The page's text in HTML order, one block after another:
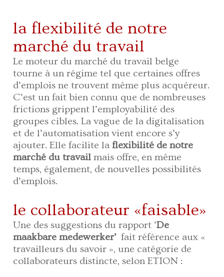
la flexibilité de notre
marché du travail
Le moteur du marché du travail belge
tourne à un régime tel que certaines offres
d’emplois ne trouvent même plus acquéreur.
C’est un fait bien connu que de nombreuses
frictions grippent l’employabilité des
groupes cibles. La vague de la digitalisation
et de l’automatisation vient encore s’y
ajouter. Elle facilite laflexibilité de notre
marché du travail mais offre, en même
temps, également, de nouvelles possibilités
d’emplois.
le collaborateur «faisable»
Une des suggestions du rapport ’De
maakbare medewerker’ fait référence aux «
travailleurs du savoir », une catégorie de
collaborateurs distincte, selon ETION :